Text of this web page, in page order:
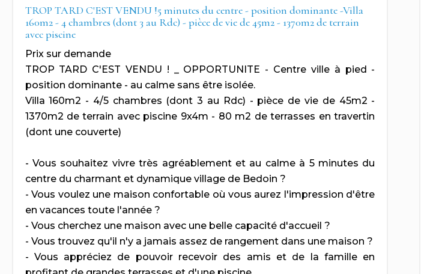
TROP TARD C'EST VENDU !5 minutes du centre - position dominante -Villa
160m2 - 4 chambres (dont 3 au Rdc) - pièce de vie de 45m2 - 1370m2 de terrain
avec piscine
Prix sur demande
TROP TARD C'EST VENDU ! _ OPPORTUNITE - Centre ville à pied -
position dominante - au calme sans être isolée.
Villa 160m2 - 4/5 chambres (dont 3 au Rdc) - pièce de vie de 45m2 -
1370m2 de terrain avec piscine 9x4m - 80 m2 de terrasses en travertin
(dont une couverte)
- Vous souhaitez vivre très agréablement et au calme à 5 minutes du
centre du charmant et dynamique village de Bedoin ?
- Vous voulez une maison confortable où vous aurez l'impression d'être
en vacances toute l'année ?
- Vous cherchez une maison avec une belle capacité d'accueil ?
- Vous trouvez qu'il n'y a jamais assez de rangement dans une maison ?
- Vous appréciez de pouvoir recevoir des amis et de la famille en